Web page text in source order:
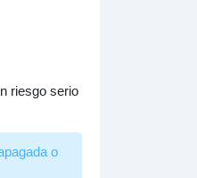
riesgo serio
o